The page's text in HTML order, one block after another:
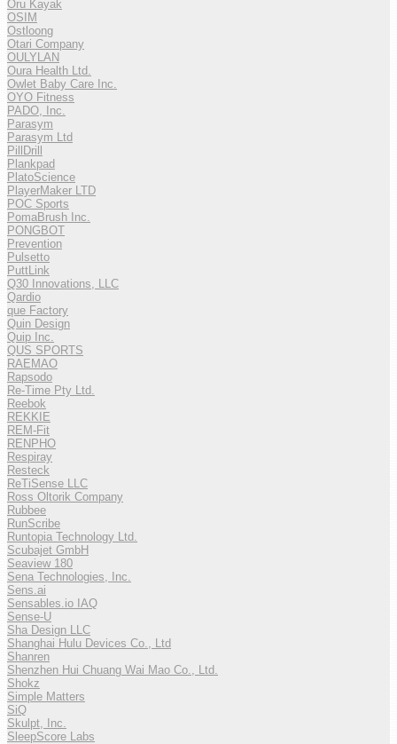
Oru Kayak
OSIM
Ostloong
Otari Company
OULYLAN
Oura Health Ltd.
Owlet Baby Care Inc.
OYO Fitness
PADO, Inc.
Parasym
Parasym Ltd
PillDrill
Plankpad
PlatoScience
PlayerMaker LTD
POC Sports
PomaBrush Inc.
PONGBOT
Prevention
Pulsetto
PuttLink
Q30 Innovations, LLC
Qardio
que Factory
Quin Design
Quip Inc.
QUS SPORTS
RAEMAO
Rapsodo
Re-Time Pty Ltd.
Reebok
REKKIE
REM-Fit
RENPHO
Respiray
Resteck
ReTiSense LLC
Ross Oltorik Company
Rubbee
RunScribe
Runtopia Technology Ltd.
Scubajet GmbH
Seaview 180
Sena Technologies, Inc.
Sens.ai
Sensables.io IAQ
Sense-U
Sha Design LLC
Shanghai Hulu Devices Co., Ltd
Shanren
Shenzhen Hui Chuang Wai Mao Co., Ltd.
Shokz
Simple Matters
SiQ
Skulpt, Inc.
SleepScore Labs